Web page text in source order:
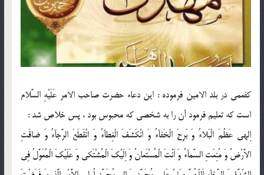
كفعمى در بلد الامين فرموده : اين دعاء حضرت صاحب الامر عَلَيْهِ السَّلام
است كه تعليم فرمود آن را به شخصى كه محبوس بود ، پس خلاص شد :
اِلهى عَظُمَ الْبَلاءُ وَ بَرِحَ الْخَفآءُ وَ انْكَشَفَ الْغِطآءُ وَ انْقَطَعَ الرَّجآءُ وَ ضاقَتِ
الاَْرْضُ وَ مُنِعَتِ السَّمآءُ وَ اَنْتَ الْمُسْتَعانُ وَ اِلَيْكَ الْمُشْتَكى وَ عَلَيْكَ الْمُعَوَّلُ فِى